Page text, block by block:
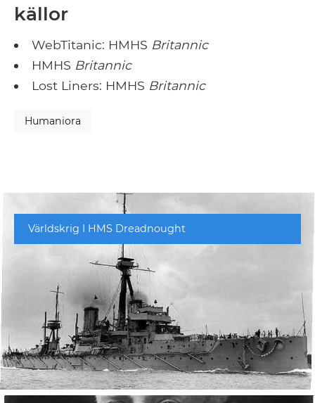
källor
WebTitanic: HMHS Britannic
HMHS Britannic
Lost Liners: HMHS Britannic
Humaniora
Världskrig I HMS Dreadnought